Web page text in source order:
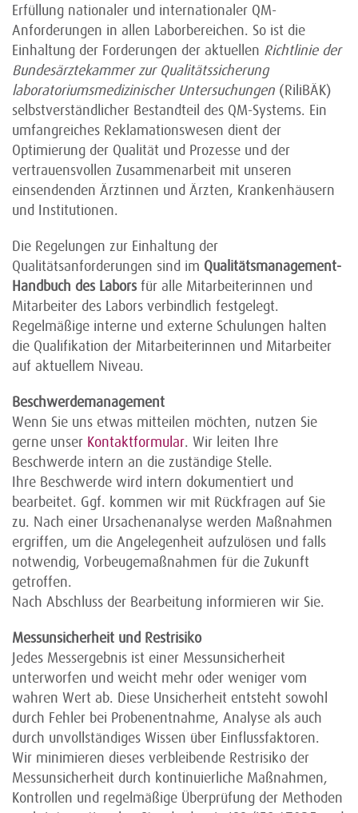
Erfüllung nationaler und internationaler QM-
Anforderungen in allen Laborbereichen. So ist die
Einhaltung der Forderungen der aktuellen Richtlinie der
Bundesärztekammer zur Qualitätssicherung
laboratoriumsmedizinischer Untersuchungen (RiliBÄK)
selbstverständlicher Bestandteil des QM-Systems. Ein
umfangreiches Reklamationswesen dient der
Optimierung der Qualität und Prozesse und der
vertrauensvollen Zusammenarbeit mit unseren
einsendenden Ärztinnen und Ärzten, Krankenhäusern
und Institutionen.
Die Regelungen zur Einhaltung der
Qualitätsanforderungen sind im Qualitätsmanagement-
Handbuch des Labors für alle Mitarbeiterinnen und
Mitarbeiter des Labors verbindlich festgelegt.
Regelmäßige interne und externe Schulungen halten
die Qualifikation der Mitarbeiterinnen und Mitarbeiter
auf aktuellem Niveau.
Beschwerdemanagement
Wenn Sie uns etwas mitteilen möchten, nutzen Sie
gerne unser Kontaktformular. Wir leiten Ihre
Beschwerde intern an die zuständige Stelle.
Ihre Beschwerde wird intern dokumentiert und
bearbeitet. Ggf. kommen wir mit Rückfragen auf Sie
zu. Nach einer Ursachenanalyse werden Maßnahmen
ergriffen, um die Angelegenheit aufzulösen und falls
notwendig, Vorbeugemaßnahmen für die Zukunft
getroffen.
Nach Abschluss der Bearbeitung informieren wir Sie.
Messunsicherheit und Restrisiko
Jedes Messergebnis ist einer Messunsicherheit
unterworfen und weicht mehr oder weniger vom
wahren Wert ab. Diese Unsicherheit entsteht sowohl
durch Fehler bei Probenentnahme, Analyse als auch
durch unvollständiges Wissen über Einflussfaktoren.
Wir minimieren dieses verbleibende Restrisiko der
Messunsicherheit durch kontinuierliche Maßnahmen,
Kontrollen und regelmäßige Überprüfung der Methoden